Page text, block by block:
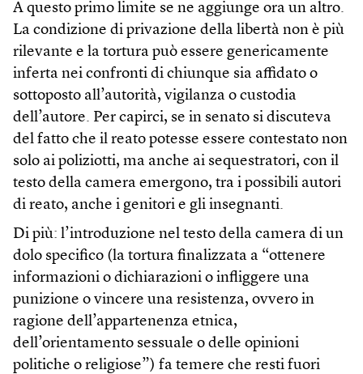
A questo primo limite se ne aggiunge ora un altro.
La condizione di privazione della libertà non è più
rilevante e la tortura può essere genericamente
inferta nei confronti di chiunque sia affidato o
sottoposto all’autorità, vigilanza o custodia
dell’autore. Per capirci, se in senato si discuteva
del fatto che il reato potesse essere contestato non
solo ai poliziotti, ma anche ai sequestratori, con il
testo della camera emergono, tra i possibili autori
di reato, anche i genitori e gli insegnanti.
Di più: l’introduzione nel testo della camera di un
dolo specifico (la tortura finalizzata a “ottenere
informazioni o dichiarazioni o infliggere una
punizione o vincere una resistenza, ovvero in
ragione dell’appartenenza etnica,
dell’orientamento sessuale o delle opinioni
politiche o religiose”) fa temere che resti fuori